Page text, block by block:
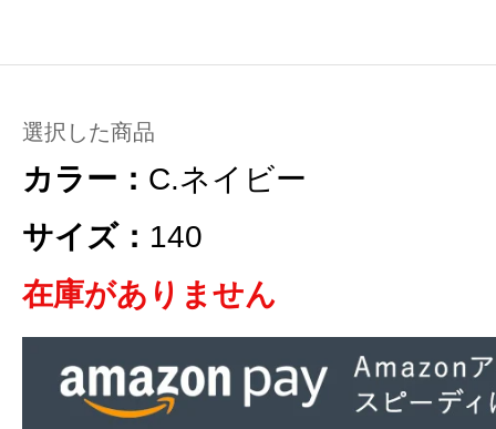
選択した商品
カラー： C.ネイビー
サイズ： 140
在庫がありません